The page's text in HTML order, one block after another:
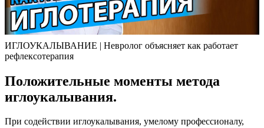
ИГЛОУКАЛЫВАНИЕ | Невролог объясняет как работает
рефлексотерапия
Положительные моменты метода
иглоукалывания.
При содействии иглоукалывания, умелому профессионалу,